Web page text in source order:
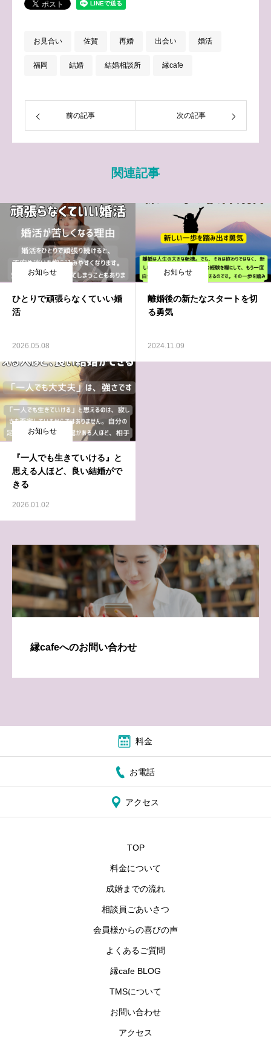
お見合い 佐賀 再婚 出会い 婚活
福岡 結婚 結婚相談所 縁cafe
前の記事 次の記事
関連記事
お知らせ
ひとりで頑張らなくていい婚
活
2026.05.08
お知らせ
離婚後の新たなスタートを切
る勇気
2024.11.09
お知らせ
『一人でも生きていける』と
思える人ほど、良い結婚がで
きる
2026.01.02
縁cafeへのお問い合わせ
料金
お電話
アクセス
TOP
料金について
成婚までの流れ
相談員ごあいさつ
会員様からの喜びの声
よくあるご質問
縁cafe BLOG
TMSについて
お問い合わせ
アクセス